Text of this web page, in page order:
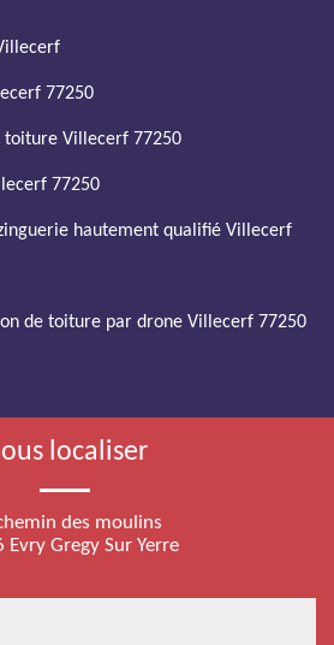
77250
toiture Villecerf 77250
77250
hautement qualifié Villecerf
de toiture par drone Villecerf 77250
localiser
des moulins
Evry Gregy Sur Yerre